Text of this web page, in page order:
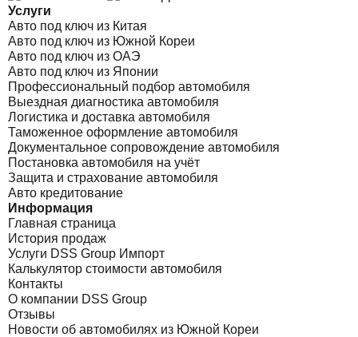
Услуги
Авто под ключ из Китая
Авто под ключ из Южной Кореи
Авто под ключ из ОАЭ
Авто под ключ из Японии
Профессиональный подбор автомобиля
Выездная диагностика автомобиля
Логистика и доставка автомобиля
Таможенное оформление автомобиля
Документальное сопровождение автомобиля
Постановка автомобиля на учёт
Защита и страхование автомобиля
Авто кредитование
Информация
Главная страница
История продаж
Услуги DSS Group Импорт
Калькулятор стоимости автомобиля
Контакты
О компании DSS Group
Отзывы
Новости об автомобилях из Южной Кореи